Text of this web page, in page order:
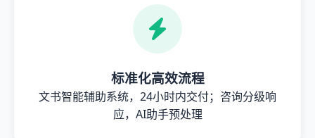
标准化高效流程
文书智能辅助系统，24小时内交付；咨询分级响
应，AI助手预处理